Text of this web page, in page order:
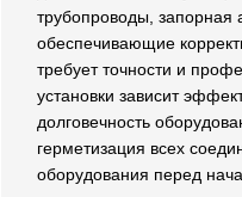
трубопроводы, запорная
обеспечивающие
требует точности и
установки зависит
долговечность
герметизация всех
оборудования перед